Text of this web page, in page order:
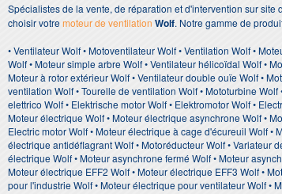
Spécialistes de la vente, de réparation et d'intervention sur site
choisir votremoteur de ventilation Wolf. Notre gamme de
• Ventilateur Wolf • Motoventilateur Wolf • Ventilation Wolf •
Wolf • Moteur simple arbre Wolf • Ventilateur hélicoïdal Wolf •
Moteur à rotor extérieur Wolf • Ventilateur double ouïe Wolf •
ventilation Wolf • Tourelle de ventilation Wolf • Mototurbine
elettrico Wolf • Elektrische motor Wolf • Elektromotor Wolf •
Moteur électrique Wolf • Moteur électrique asynchrone Wolf •
Electric motor Wolf • Moteur électrique à cage d'écureuil Wolf
électrique antidéflagrant Wolf • Motoréducteur Wolf • Variateur
électrique Wolf • Moteur asynchrone fermé Wolf • Moteur
Moteur électrique EFF2 Wolf • Moteur électrique EFF3 Wolf •
pour l'industrie Wolf • Moteur électrique pour ventilateur Wolf •